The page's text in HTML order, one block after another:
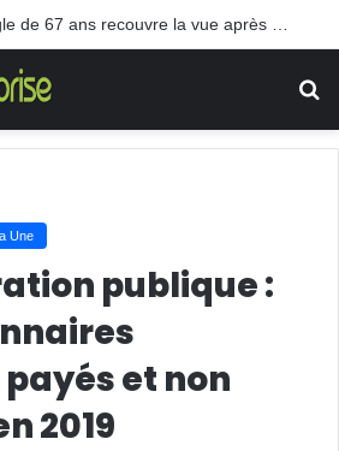
Une
publique :
et non
2019